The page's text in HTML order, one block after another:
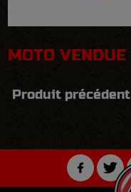
MOTO VENDUE
Produit précédent